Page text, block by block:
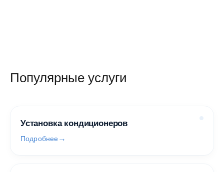
Популярные услуги
Установка кондиционеров
Подробнее